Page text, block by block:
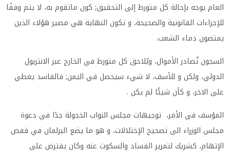
العام يوجه بإحالة كل متورط إلى التحقيق; كون ماتقوم به، لا يتم وفقًا
للإجراءات القانونية والصحيحة، و تكون النهاية هي مصير هؤلاء الذين
يمتصون دماء الشعب.
السجون تُصادر الأموال، ويُلاحق كل متورط في الخارج عبر الانتربول
الدولي، ولكن و للأسف، لا شيء سيحصل في اليمن; فالفاسد يغطي
على الاخر، و كأن شيئًا لم يكن .
المؤسف في الأمر، توجيهات مجلس النواب الخجولة جدًا في دعوة
مجلس الوزراء الى تصحيح الإختلالات، و هو ما يضع البرلمان في قفص
الإتهام، كشريك لتمرير الفساد والسكوت عنه وكان يفترض على